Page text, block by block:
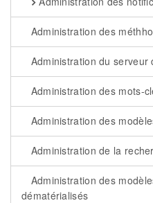
Administration des
Administration du
Administration des mots-
Administration des
Administration de la
Administration des
dématérialisés